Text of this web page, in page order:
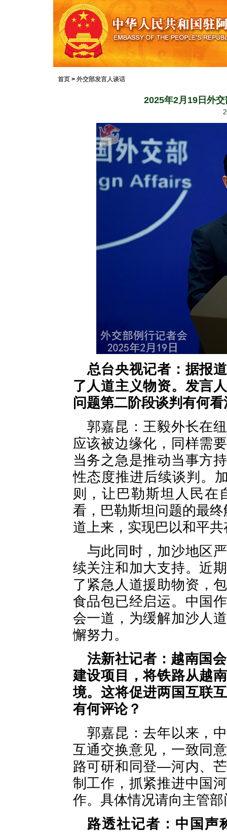
首页 > 外交部发言人谈话
2025年2月19日外
总台央视记者：据报
了人道主义物资。发言
问题第二阶段谈判有何看
郭嘉昆：王毅外长在
应该被边缘化，同样需
当务之急是推动当事方
性态度推进后续谈判。
则，让巴勒斯坦人民在
看，巴勒斯坦问题的最
道上来，实现巴以和平
与此同时，加沙地区
续关注和加大支持。近
了紧急人道援助物资，
食品包已经启运。中国
会一道，为缓解加沙人
懈努力。
法新社记者：越南国
建设项目，将铁路从越
境。这将促进两国互联
有何评论？
郭嘉昆：去年以来，
互通交换意见，一致同
路可研和同登—河内、
制工作，抓紧推进中国
作。具体情况请向主管
路透社记者：中国声